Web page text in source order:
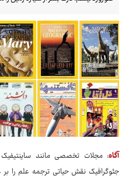
آگاه
جئوگرافیک نقش حیاتی ترجمه علم را بر